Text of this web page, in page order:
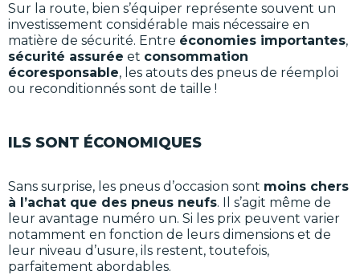
Sur la route, bien s’équiper représente souvent un
investissement considérable mais nécessaire en
matière de sécurité. Entre économies importantes,
sécurité assurée et consommation
écoresponsable, les atouts des pneus de réemploi
ou reconditionnés sont de taille !
ILS SONT ÉCONOMIQUES
Sans surprise, les pneus d’occasion sont moins chers
à l’achat que des pneus neufs. Il s’agit même de
leur avantage numéro un. Si les prix peuvent varier
notamment en fonction de leurs dimensions et de
leur niveau d’usure, ils restent, toutefois,
parfaitement abordables.